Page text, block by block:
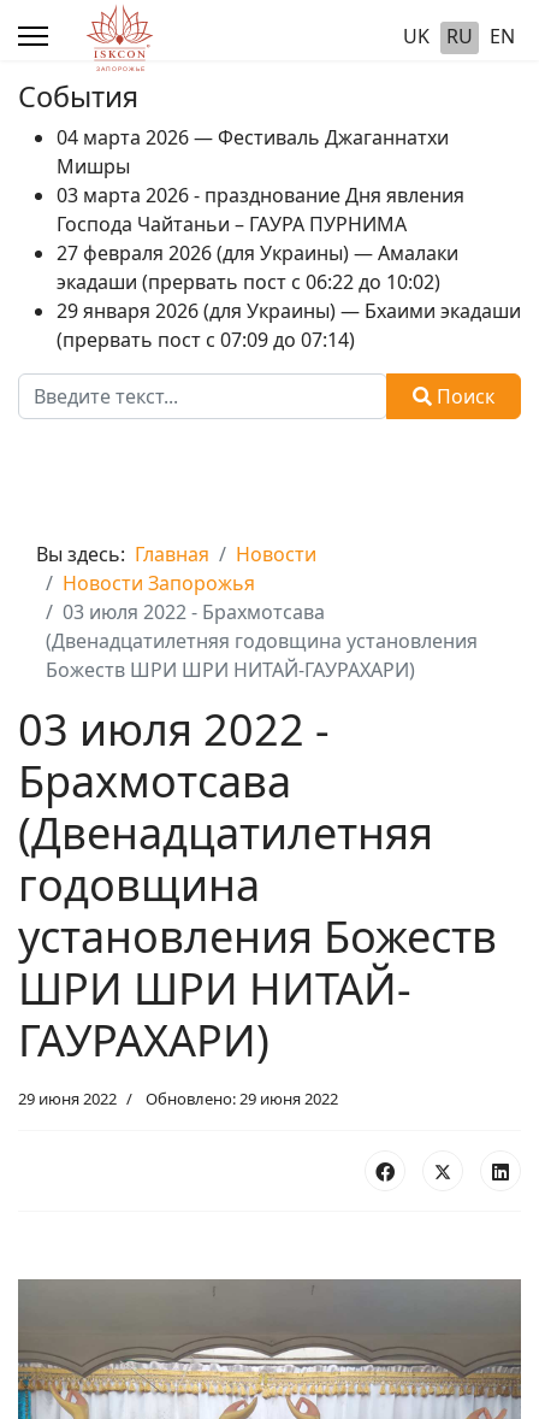
UK RU EN
События
04 марта 2026 — Фестиваль Джаганнатхи
Мишры
03 марта 2026 - празднование Дня явления
Господа Чайтаньи – ГАУРА ПУРНИМА
27 февраля 2026 (для Украины) — Амалаки
экадаши (прервать пост с 06:22 до 10:02)
29 января 2026 (для Украины) — Бхаими экадаши
(прервать пост с 07:09 до 07:14)
Поиск
Поиск
Вы здесь: Главная
Новости
Новости Запорожья
03 июля 2022 - Брахмотсава
(Двенадцатилетняя годовщина установления
Божеств ШРИ ШРИ НИТАЙ-ГАУРАХАРИ)
03 июля 2022 -
Брахмотсава
(Двенадцатилетняя
годовщина
установления Божеств
ШРИ ШРИ НИТАЙ-
ГАУРАХАРИ)
29 июня 2022 Обновлено: 29 июня 2022